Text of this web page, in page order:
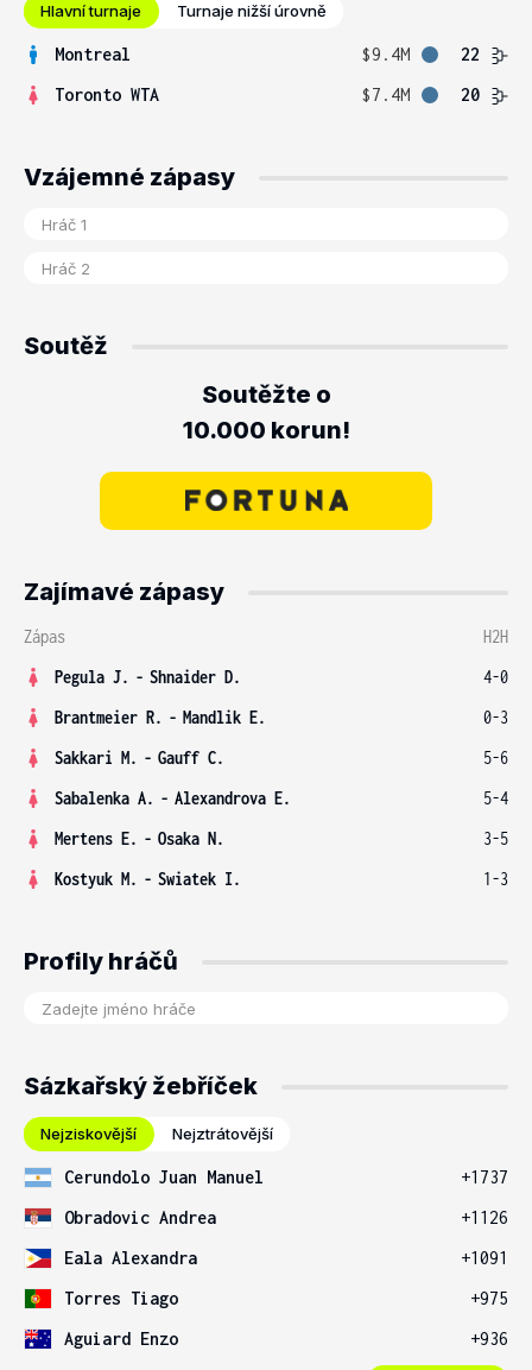
Hlavní turnaje Turnaje nižší úrovně
Montreal $9.4M
22
Toronto WTA
$7.4M 20
Vzájemné zápasy
Soutěž
Soutěžte o
10.000 korun!
Zajímavé zápasy
Zápas
H2H
Pegula J. - Shnaider D.
4-0
Brantmeier R. - Mandlik E.
0-3
Sakkari M. - Gauff C.
5-6
Sabalenka A. - Alexandrova E.
5-4
Mertens E. - Osaka N.
3-5
Kostyuk M. - Swiatek I. 1-3
Profily hráčů
Sázkařský žebříček
Nejziskovější Nejztrátovější
Cerundolo Juan Manuel
+1737
Obradovic Andrea
+1126
Eala Alexandra
+1091
Torres Tiago
+975
Aguiard Enzo
+936